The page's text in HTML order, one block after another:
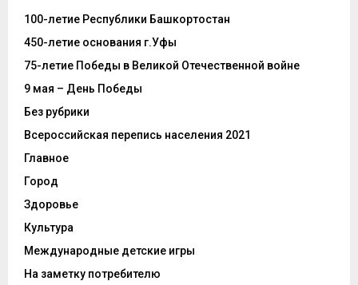
100-летие Республики Башкортостан
450-летие основания г.Уфы
75-летие Победы в Великой Отечественной войне
9 мая – День Победы
Без рубрики
Всероссийская перепись населения 2021
Главное
Город
Здоровье
Культура
Международные детские игры
На заметку потребителю